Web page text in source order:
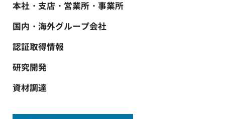
本社・支店・営業所・事業所
国内・海外グループ会社
認証取得情報
研究開発
資材調達